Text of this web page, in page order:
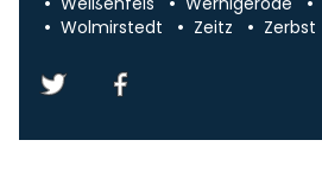
Wolmirstedt
Zeitz Zerbst